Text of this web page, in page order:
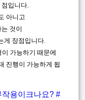
입니다.
아니고
것이
게 장점입니다.
가능하기 때문에
진행이 가능하게 됩
용이크나요? #